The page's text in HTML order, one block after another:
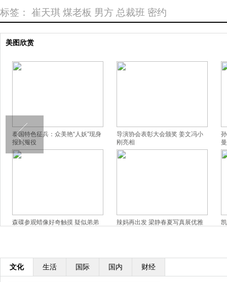
标签： 崔天琪 煤老板 男方 总裁班 密约
美图欣赏
泰国特色征兵：众美艳“人妖”现身
报到服役
导演协会表彰大会颁奖 姜文冯小
刚亮相
森碟参观蜡像好奇触摸 疑似弟弟
辣妈再出发 梁静春夏写真展优雅
文化 生活 国际 国内 财经